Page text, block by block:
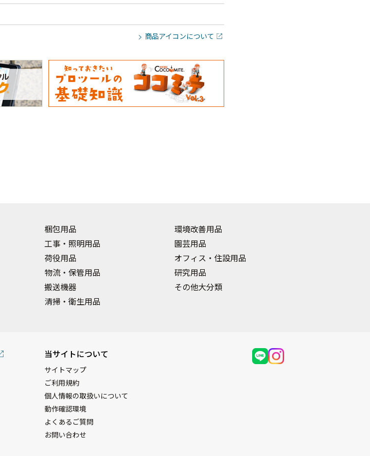
商品アイコンについて
梱包用品
工事・照明用品
荷役用品
物流・保管用品
搬送機器
清掃・衛生用品
環境改善用品
園芸用品
オフィス・住設用品
研究用品
その他大分類
当サイトについて
サイトマップ
ご利用規約
個人情報の取扱いについて
動作確認環境
よくあるご質問
お問い合わせ